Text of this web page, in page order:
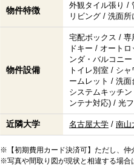
物件特徴
外観タイル張り /
リビング / 洗面
物件設備
宅配ボックス /
ドキー / オート
ンダ・バルコニ
トイレ別室 / シ
ームレット / 洗
システムキッチ
ンテナ対応) / 光
近隣大学 名古屋大学 / 南山
※【初期費用カード決済可】ただし、仲
※写真や間取り図が現状と相違する場合